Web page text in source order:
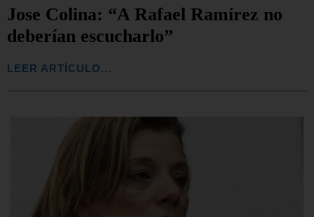
Jose Colina: “A Rafael Ramírez no
deberían escucharlo”
LEER ARTÍCULO...